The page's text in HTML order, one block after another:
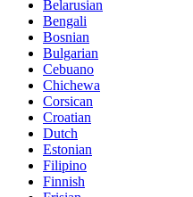
Belarusian
Bengali
Bosnian
Bulgarian
Cebuano
Chichewa
Corsican
Croatian
Dutch
Estonian
Filipino
Finnish